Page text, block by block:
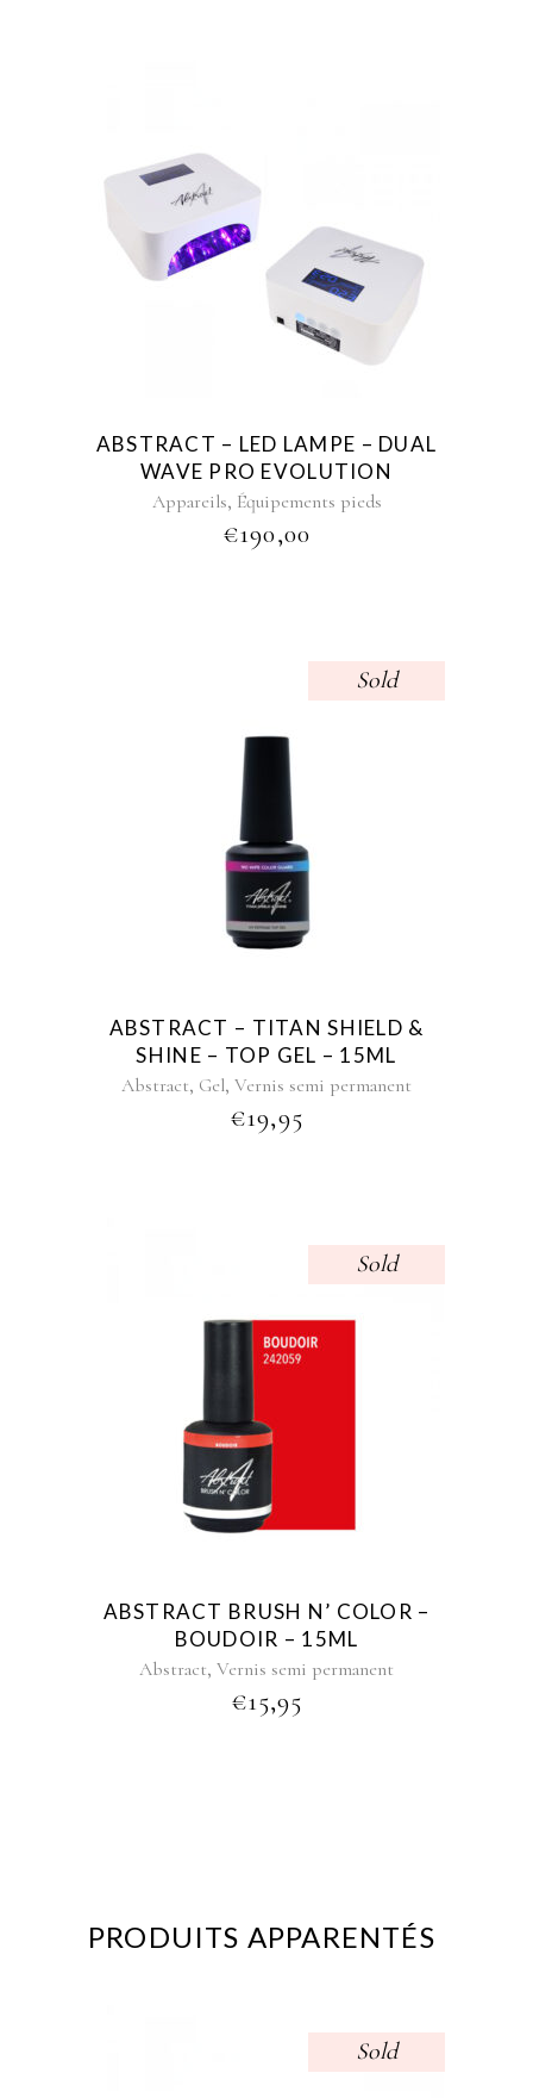
ABSTRACT – LED LAMPE – DUAL
WAVE PRO EVOLUTION
Appareils, Équipements pieds
€190,00
Sold
ABSTRACT – TITAN SHIELD &
SHINE – TOP GEL – 15ML
Abstract, Gel, Vernis semi permanent
€19,95
Sold
ABSTRACT BRUSH N’ COLOR –
BOUDOIR – 15ML
Abstract, Vernis semi permanent
€15,95
PRODUITS APPARENTÉS
Sold